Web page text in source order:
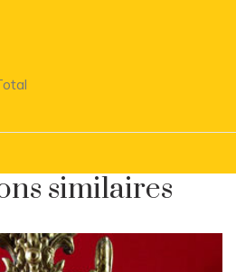
similaires